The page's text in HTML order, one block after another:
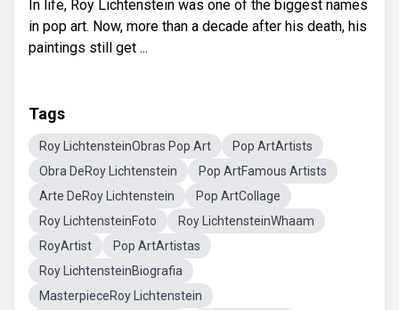
In life, Roy Lichtenstein was one of the biggest names
in pop art. Now, more than a decade after his death, his
paintings still get ...
Tags
Roy LichtensteinObras Pop Art
Pop ArtArtists
Obra DeRoy Lichtenstein
Pop ArtFamous Artists
Arte DeRoy Lichtenstein
Pop ArtCollage
Roy LichtensteinFoto
Roy LichtensteinWhaam
RoyArtist
Pop ArtArtistas
Roy LichtensteinBiografia
MasterpieceRoy Lichtenstein